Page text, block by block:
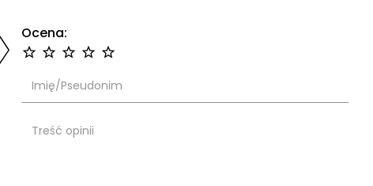
Ocena: